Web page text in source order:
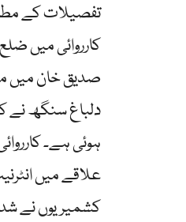
تفصیلات کے
کارروائی میں
صدیق خان میں
دلباغ سنگھ نے
ہوئی ہے۔
علاقے میں
کشمیریوں نے